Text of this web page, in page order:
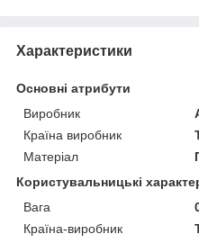
Характеристики
Основні атрибути
Виробник
Країна виробник
Матеріал
Користувальницькі
Вага
Країна-виробник